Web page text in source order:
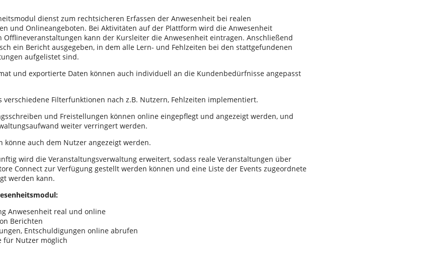
dienst zum rechtsicheren Erfassen der Anwesenheit bei realen
und Onlineangeboten. Bei Aktivitäten auf der Plattform wird die Anwesenheit
Offlineveranstaltungen kann der Kursleiter die Anwesenheit eintragen. Anschließend
ein Bericht ausgegeben, in dem alle Lern- und Fehlzeiten bei den stattgefundenen
aufgelistet sind.
und exportierte Daten können auch individuell an die Kundenbedürfnisse angepasst
verschiedene Filterfunktionen nach z.B. Nutzern, Fehlzeiten implementiert.
und Freistellungen können online eingepflegt und angezeigt werden, und
weiter verringert werden.
könne auch dem Nutzer angezeigt werden.
wird die Veranstaltungsverwaltung erweitert, sodass reale Veranstaltungen über
Connect zur Verfügung gestellt werden können und eine Liste der Events zugeordnete
werden kann.
Anwesenheit real und online
Berichten
Entschuldigungen online abrufen
für Nutzer möglich